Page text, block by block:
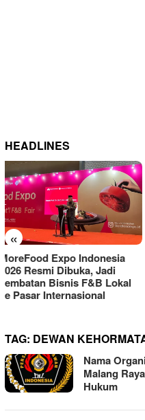
HEADLINES
«
Berantas Vandalisme
Jaringan, Satreskrim Polres
Batu Raih Penghargaan dari
Telkomsel
TAG: DEWAN
Nama
Malang
Hukum